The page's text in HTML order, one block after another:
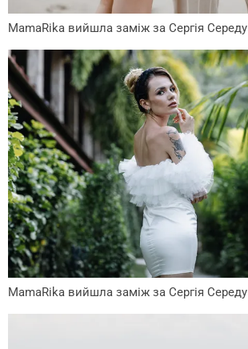
MamaRika вийшла заміж за Сергія Середу
MamaRika вийшла заміж за Сергія Середу